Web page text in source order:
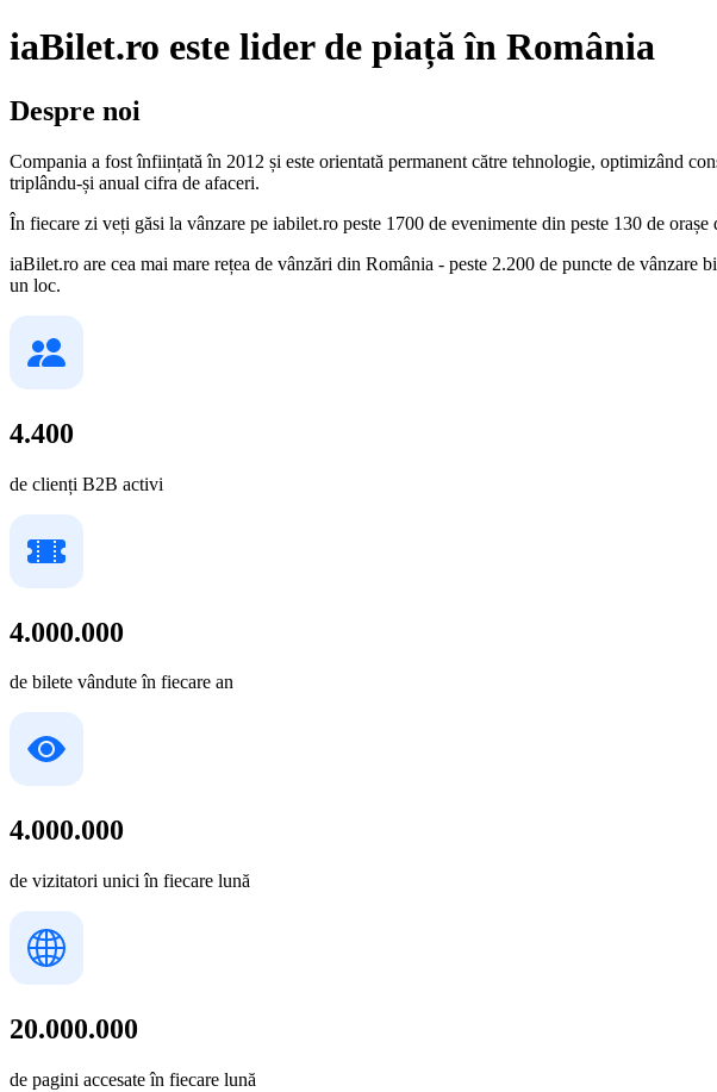
iaBilet.ro este lider de piață în România
Despre noi
Compania a fost înființată în 2012 și este orientată permanent către tehnologie, optimizând
triplându-și anual cifra de afaceri.
În fiecare zi veți găsi la vânzare pe iabilet.ro peste 1700 de evenimente din peste 130 de
iaBilet.ro are cea mai mare rețea de vânzări din România - peste 2.200 de puncte de
un loc.
4.400
de clienți B2B activi
4.000.000
de bilete vândute în fiecare an
4.000.000
de vizitatori unici în fiecare lună
20.000.000
de pagini accesate în fiecare lună